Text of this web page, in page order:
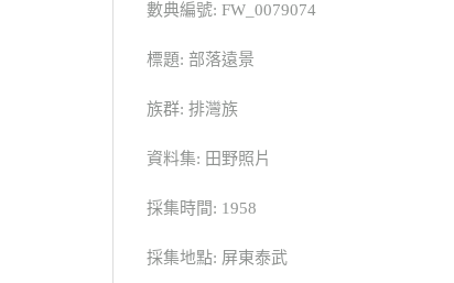
數典編號: FW_0079074
標題: 部落遠景
族群: 排灣族
資料集: 田野照片
採集時間: 1958
採集地點: 屏東泰武